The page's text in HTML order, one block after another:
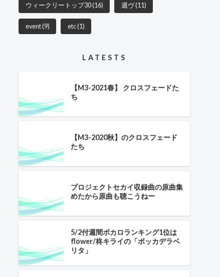
ウィークリートップ30(16) 週ヴ(11)
event(9) etc(1)
LATESTS
【M3-2021春】 クロスフェードた
ち
【M3-2020秋】のクロスフェード
たち
プロジェクトセカイ収録曲の原曲集
めたから原曲も聴こうねー
5/2付週間ボカロランキング1位は
flower/柊キライの「ボッカデラベ
リタ」